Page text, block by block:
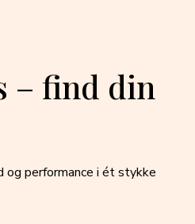
– find din
performance i ét stykke